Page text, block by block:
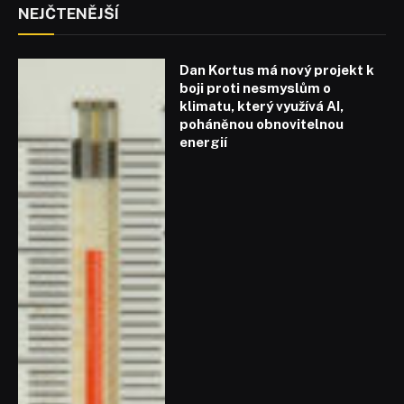
NEJČTENĚJŠÍ
Dan Kortus má nový projekt k
boji proti nesmyslům o
klimatu, který využívá AI,
poháněnou obnovitelnou
energií